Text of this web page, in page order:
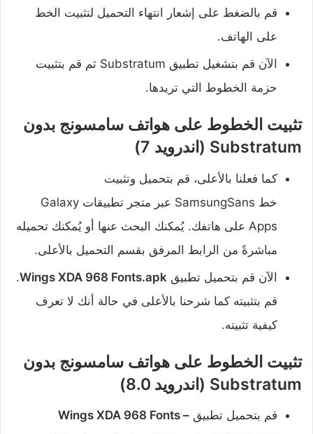
قم بالضغط على إشعار انتهاء التحميل لتثبيت الخط
على الهاتف.
الآن قم بتشغيل تطبيق Substratum ثم قم بتثبيت
حزمة الخطوط التي تريدها.
تثبيت الخطوط على هواتف سامسونج بدون
Substratum (اندرويد 7)
كما فعلنا بالأعلى، قم بتحميل وتثبيت
خط SamsungSans عبر متجر تطبيقات Galaxy
Apps على هاتفك. يُمكنك البحث عنها أو يُمكنك تحميله
مباشرةً من الرابط المرفق بقسم التحميل بالأعلى.
الآن قم بتحميل تطبيق Wings XDA 968 Fonts.apk
.
قم بتثبيته كما شرحنا بالأعلى في حالة أنك لا تعرف
كيفية تثبيته.
تثبيت الخطوط على هواتف سامسونج بدون
Substratum (اندرويد 8.0)
قم بتحميل تطبيق Wings XDA 968 Fonts –